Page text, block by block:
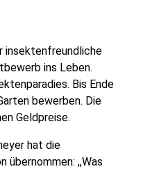
insektenfreundliche
ins Leben.
Bis Ende
bewerben. Die
Geldpreise.
hat die
übernommen: ,,Was